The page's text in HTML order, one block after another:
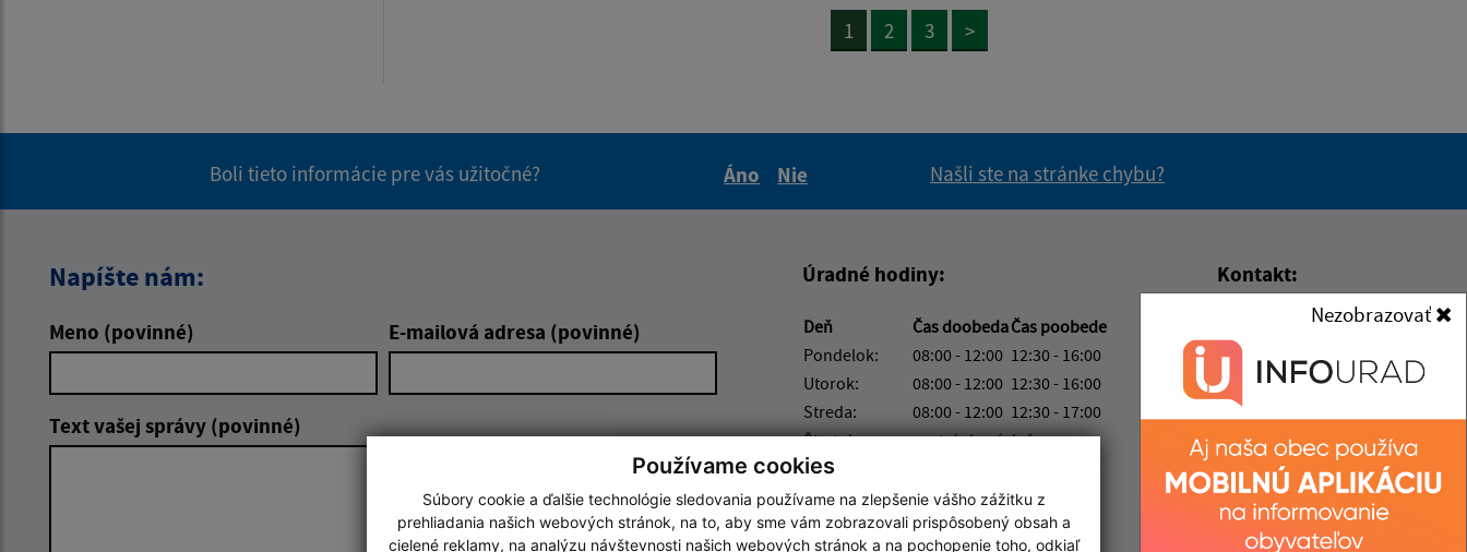
Používame cookies
Súbory cookie a ďalšie technológie sledovania používame na zlepšenie vášho zážitku z
prehliadania našich webových stránok, na to, aby sme vám zobrazovali prispôsobený obsah a
cielené reklamy, na analýzu návštevnosti našich webových stránok a na pochopenie toho, odkiaľ
Nezobrazovať
1 2 3 >
Boli tieto informácie pre vás užitočné?
Áno
Nie
Našli ste na stránke chybu?
Napíšte nám:
Meno (povinné) E-mailová adresa (povinné)
Text vašej správy (povinné)
Úradné hodiny:
Deň Čas doobedaČas poobede
Pondelok:
08:00 - 12:00 12:30 - 16:00
Utorok:
08:00 - 12:00 12:30 - 16:00
Streda:
08:00 - 12:00 12:30 - 17:00
Štvrtok:
nestránkový deň
Piatok:
Obedňajšia prestávka:12:00 - 12:30
Kontakt:
Obecný úrad Čaklov
Čaklov 116
094 35 Soľ
info@obeccaklov.sk
+421 574 496 426
IČO: 00332291